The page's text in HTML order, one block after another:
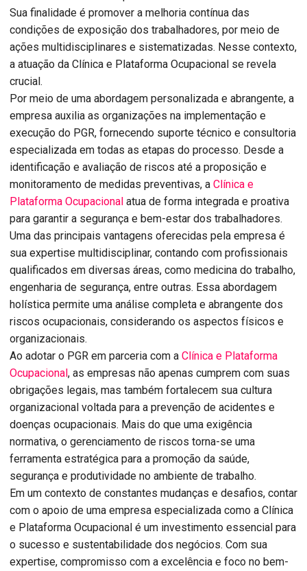
Sua finalidade é promover a melhoria contínua das
condições de exposição dos trabalhadores, por meio de
ações multidisciplinares e sistematizadas. Nesse contexto,
a atuação da Clínica e Plataforma Ocupacional se revela
crucial.
Por meio de uma abordagem personalizada e abrangente, a
empresa auxilia as organizações na implementação e
execução do PGR, fornecendo suporte técnico e consultoria
especializada em todas as etapas do processo. Desde a
identificação e avaliação de riscos até a proposição e
monitoramento de medidas preventivas, a Clínica e
Plataforma Ocupacional atua de forma integrada e proativa
para garantir a segurança e bem-estar dos trabalhadores.
Uma das principais vantagens oferecidas pela empresa é
sua expertise multidisciplinar, contando com profissionais
qualificados em diversas áreas, como medicina do trabalho,
engenharia de segurança, entre outras. Essa abordagem
holística permite uma análise completa e abrangente dos
riscos ocupacionais, considerando os aspectos físicos e
organizacionais.
Ao adotar o PGR em parceria com a Clínica e Plataforma
Ocupacional, as empresas não apenas cumprem com suas
obrigações legais, mas também fortalecem sua cultura
organizacional voltada para a prevenção de acidentes e
doenças ocupacionais. Mais do que uma exigência
normativa, o gerenciamento de riscos torna-se uma
ferramenta estratégica para a promoção da saúde,
segurança e produtividade no ambiente de trabalho.
Em um contexto de constantes mudanças e desafios, contar
com o apoio de uma empresa especializada como a Clínica
e Plataforma Ocupacional é um investimento essencial para
o sucesso e sustentabilidade dos negócios. Com sua
expertise, compromisso com a excelência e foco no bem-